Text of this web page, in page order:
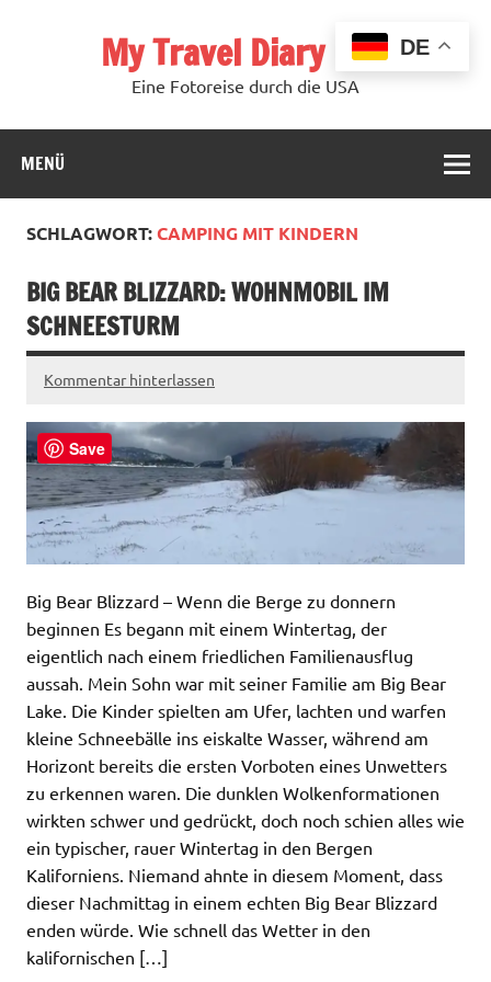
My Travel Diary USA
Eine Fotoreise durch die USA
MENÜ
SCHLAGWORT:CAMPING MIT KINDERN
BIG BEAR BLIZZARD: WOHNMOBIL IM
SCHNEESTURM
Kommentar hinterlassen
Big Bear Blizzard – Wenn die Berge zu donnern
beginnen Es begann mit einem Wintertag, der
eigentlich nach einem friedlichen Familienausflug
aussah. Mein Sohn war mit seiner Familie am Big Bear
Lake. Die Kinder spielten am Ufer, lachten und warfen
kleine Schneebälle ins eiskalte Wasser, während am
Horizont bereits die ersten Vorboten eines Unwetters
zu erkennen waren. Die dunklen Wolkenformationen
wirkten schwer und gedrückt, doch noch schien alles wie
ein typischer, rauer Wintertag in den Bergen
Kaliforniens. Niemand ahnte in diesem Moment, dass
dieser Nachmittag in einem echten Big Bear Blizzard
enden würde. Wie schnell das Wetter in den
kalifornischen […]
DE
Save